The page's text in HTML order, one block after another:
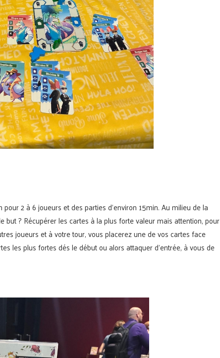
2 à 6 joueurs et des parties d’environ 15min. Au milieu de la
but ? Récupérer les cartes à la plus forte valeur mais attention, pour
joueurs et à votre tour, vous placerez une de vos cartes face
les plus fortes dés le début ou alors attaquer d’entrée, à vous de